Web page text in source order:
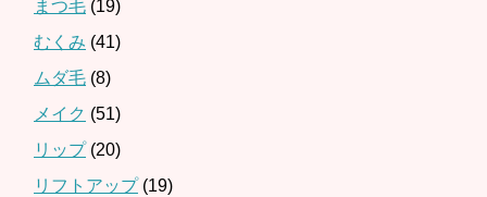
まつ毛 (19)
むくみ (41)
ムダ毛 (8)
メイク (51)
リップ(20)
リフトアップ(19)